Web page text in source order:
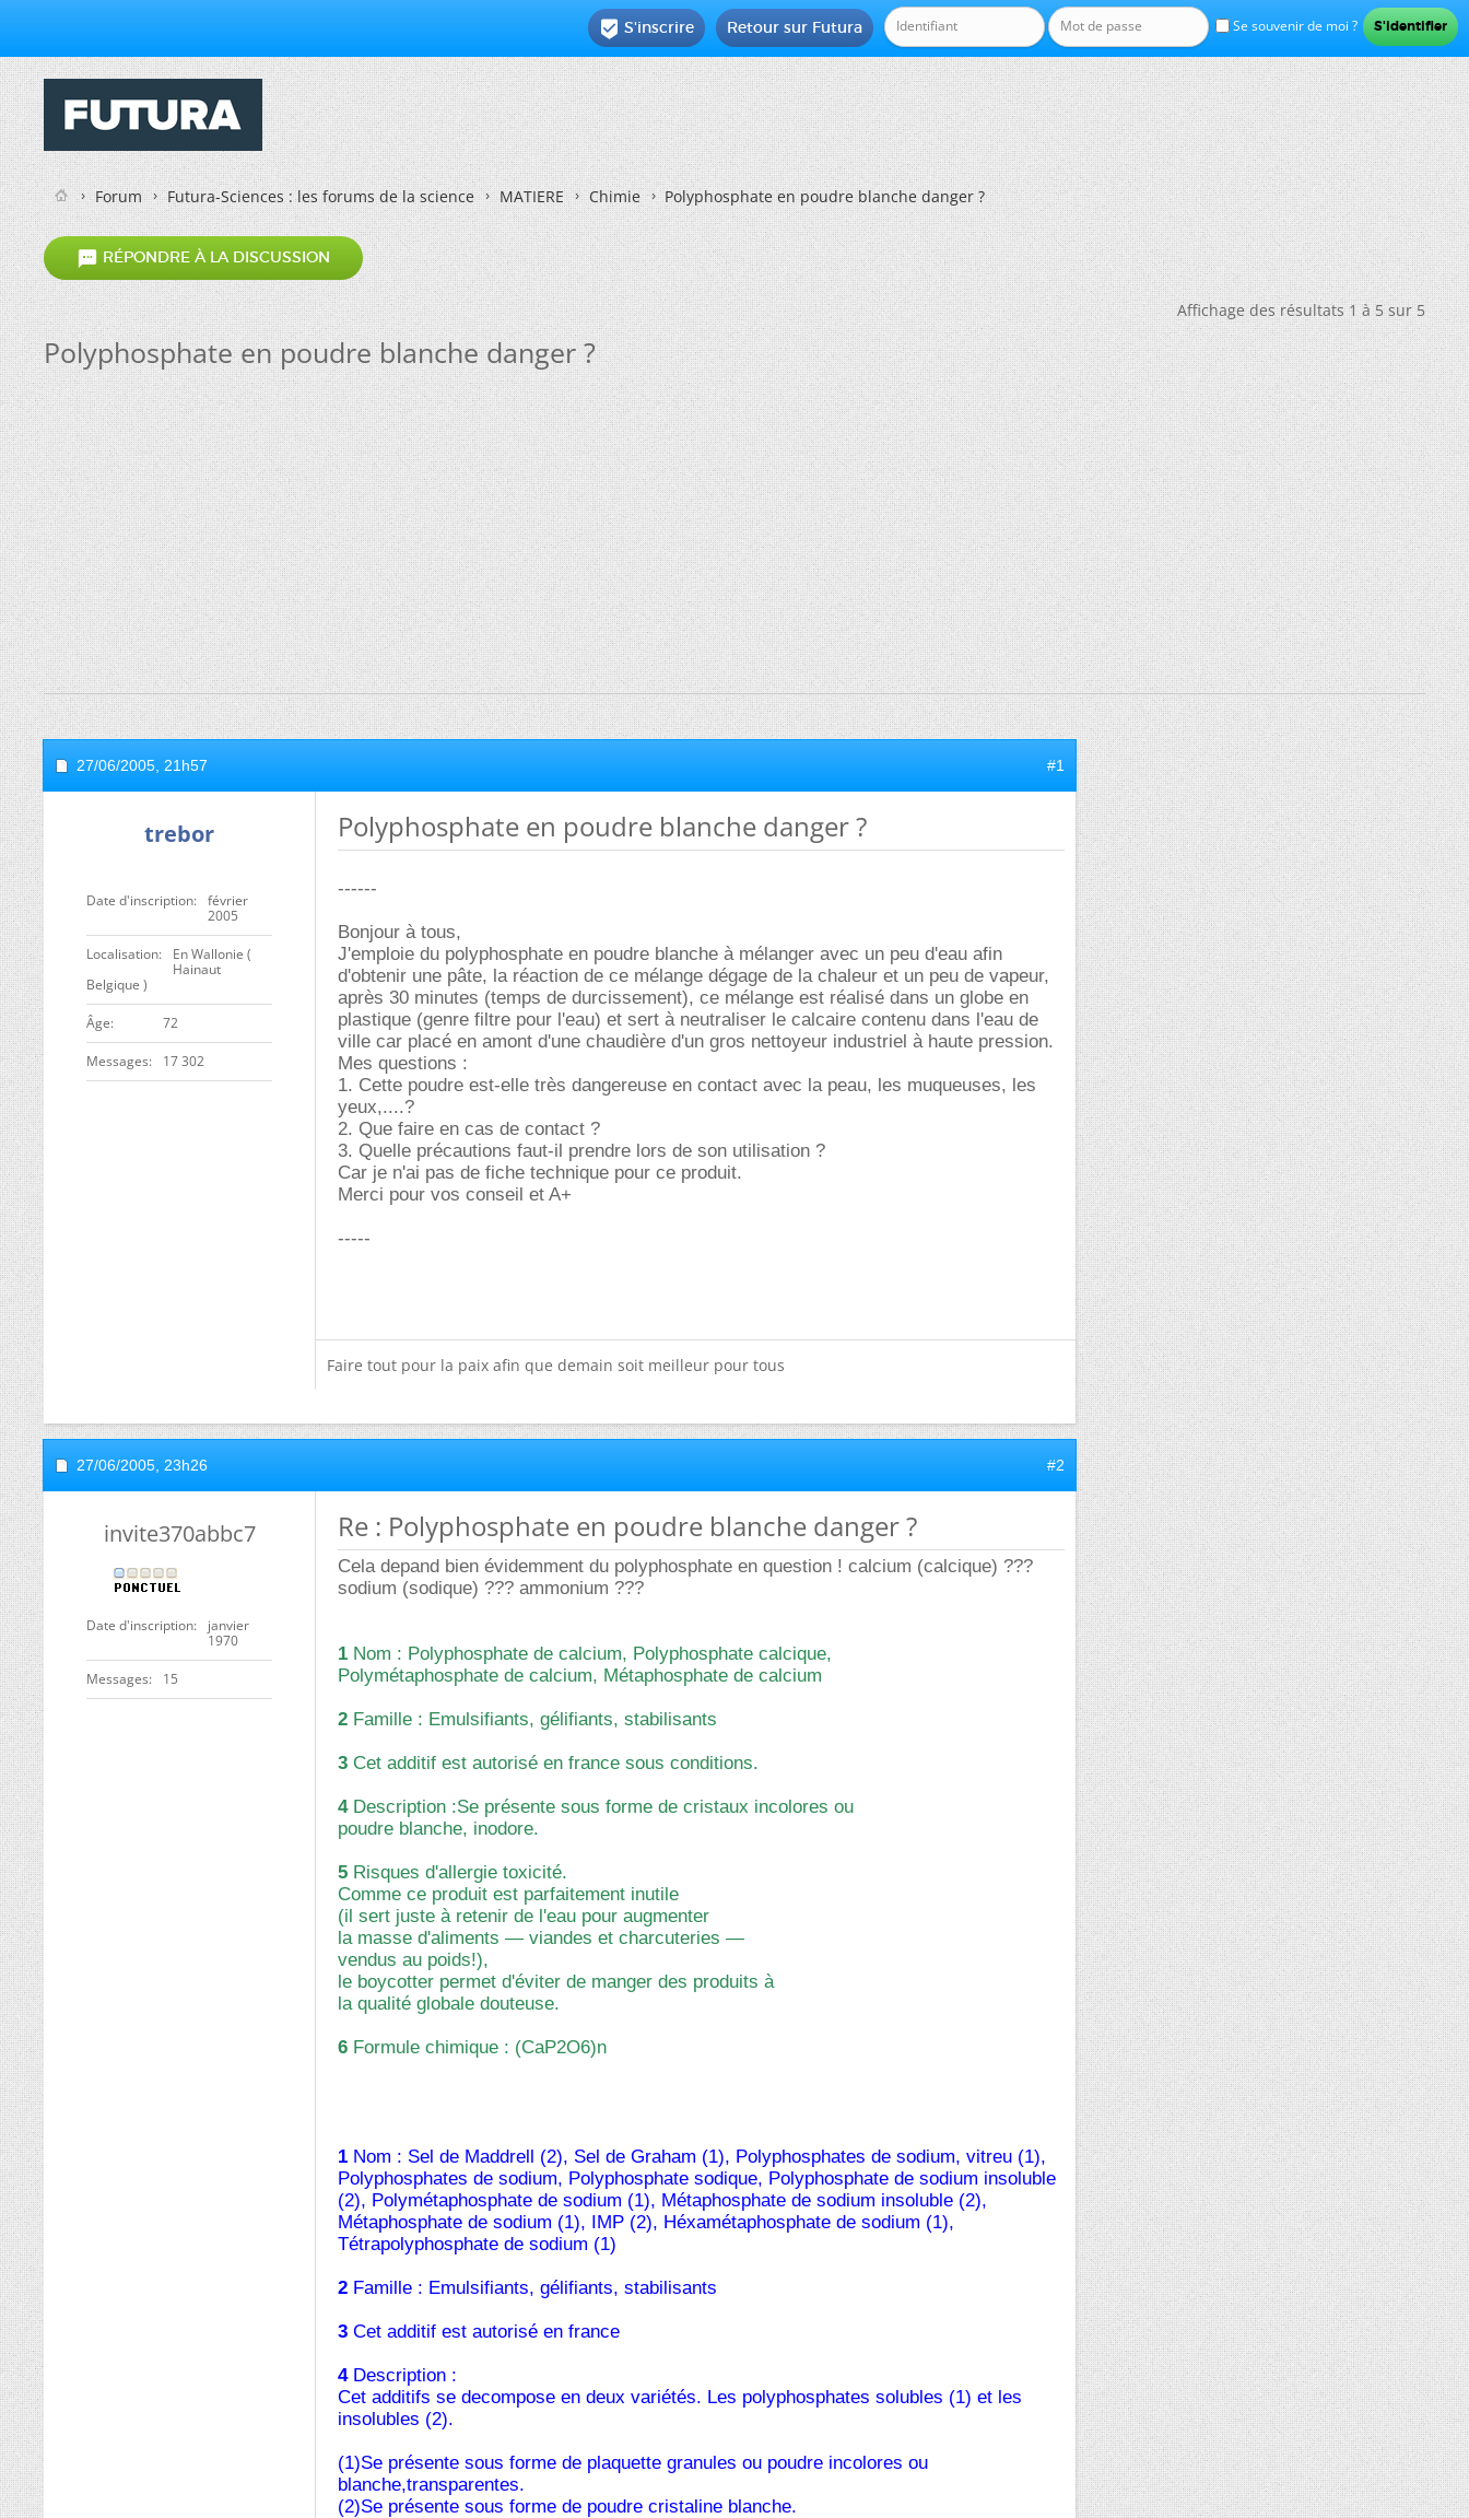
Se souvenir de moi ?
Retour sur Futura
 S'inscrire
Forum Futura-Sciences : les forums de la science MATIERE Chimie Polyphosphate en poudre blanche danger ?
 RÉPONDRE À LA DISCUSSION
Affichage des résultats 1 à 5 sur 5
Polyphosphate en poudre blanche danger ?
27/06/2005, 21h57 #1
trebor
Date d'inscription
février
2005
Localisation
En Wallonie (
Hainaut
Belgique )
ge 72
Messages 17 302
Polyphosphate en poudre blanche danger ?
------
Bonjour à tous,
J'emploie du polyphosphate en poudre blanche à mélanger avec un peu d'eau afin
d'obtenir une pâte, la réaction de ce mélange dégage de la chaleur et un peu de vapeur,
après 30 minutes (temps de durcissement), ce mélange est réalisé dans un globe en
plastique (genre filtre pour l'eau) et sert à neutraliser le calcaire contenu dans l'eau de
ville car placé en amont d'une chaudière d'un gros nettoyeur industriel à haute pression.
Mes questions :
1. Cette poudre est-elle très dangereuse en contact avec la peau, les muqueuses, les
yeux,....?
2. Que faire en cas de contact ?
3. Quelle précautions faut-il prendre lors de son utilisation ?
Car je n'ai pas de fiche technique pour ce produit.
Merci pour vos conseil et A+
-----
Faire tout pour la paix afin que demain soit meilleur pour tous
27/06/2005, 23h26 #2
invite370abbc7
Date d'inscription
janvier
1970
Messages 15
Re : Polyphosphate en poudre blanche danger ?
Cela depand bien évidemment du polyphosphate en question ! calcium (calcique) ???
sodium (sodique) ??? ammonium ???
1 Nom : Polyphosphate de calcium, Polyphosphate calcique,
Polymétaphosphate de calcium, Métaphosphate de calcium
2 Famille : Emulsifiants, gélifiants, stabilisants
3 Cet additif est autorisé en france sous conditions.
4Description :Se présente sous forme de cristaux incolores ou
poudre blanche, inodore.
5 Risques d'allergie toxicité.
Comme ce produit est parfaitement inutile
(il sert juste à retenir de l'eau pour augmenter
la masse d'aliments — viandes et charcuteries —
vendus au poids!),
le boycotter permet d'éviter de manger des produits à
la qualité globale douteuse.
6 Formule chimique : (CaP2O6)n
1 Nom : Sel de Maddrell (2), Sel de Graham (1), Polyphosphates de sodium, vitreu (1),
Polyphosphates de sodium, Polyphosphate sodique, Polyphosphate de sodium insoluble
(2), Polymétaphosphate de sodium (1), Métaphosphate de sodium insoluble (2),
Métaphosphate de sodium (1), IMP (2), Héxamétaphosphate de sodium (1),
Tétrapolyphosphate de sodium (1)
2 Famille : Emulsifiants, gélifiants, stabilisants
3 Cet additif est autorisé en france
4Description :
Cet additifs se decompose en deux variétés. Les polyphosphates solubles (1) et les
insolubles (2).
(1)Se présente sous forme de plaquette granules ou poudre incolores ou
blanche,transparentes.
(2)Se présente sous forme de poudre cristaline blanche.